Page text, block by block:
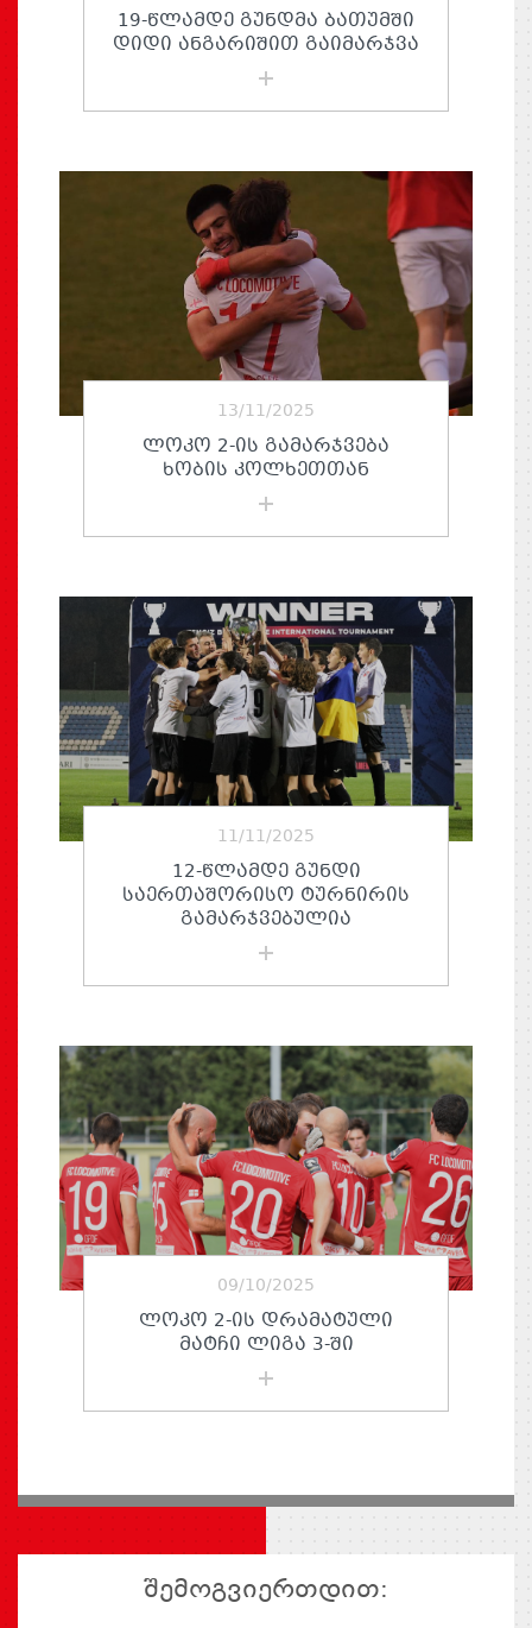
19-ᲬᲚᲐᲛᲓᲔ ᲒᲣᲜᲓᲛᲐ ᲑᲐᲗᲣᲛᲨᲘ
ᲓᲘᲓᲘ ᲐᲜᲒᲐᲠᲘᲨᲘᲗ ᲒᲐᲘᲛᲐᲠᲯᲕᲐ
13/11/2025
ᲚᲝᲙᲝ 2-ᲘᲡ ᲒᲐᲛᲐᲠᲯᲕᲔᲑᲐ
ᲮᲝᲑᲘᲡ ᲙᲝᲚᲮᲔᲗᲗᲐᲜ
11/11/2025
12-ᲬᲚᲐᲛᲓᲔ ᲒᲣᲜᲓᲘ
ᲡᲐᲔᲠᲗᲐᲨᲝᲠᲘᲡᲝ ᲢᲣᲠᲜᲘᲠᲘᲡ
ᲒᲐᲛᲐᲠᲯᲕᲔᲑᲣᲚᲘᲐ
09/10/2025
ᲚᲝᲙᲝ 2-ᲘᲡ ᲓᲠᲐᲛᲐᲢᲣᲚᲘ
ᲛᲐᲢᲩᲘ ᲚᲘᲒᲐ 3-ᲨᲘ
შემოგვიერთდით: